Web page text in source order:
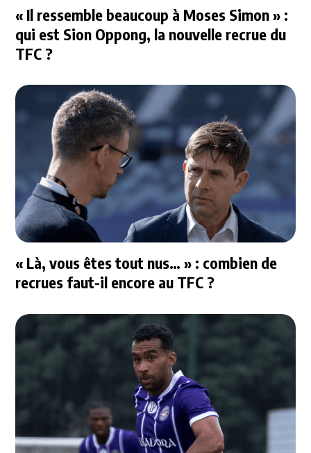
« Il ressemble beaucoup à Moses Simon » :
qui est Sion Oppong, la nouvelle recrue du
TFC ?
« Là, vous êtes tout nus… » : combien de
recrues faut-il encore au TFC ?